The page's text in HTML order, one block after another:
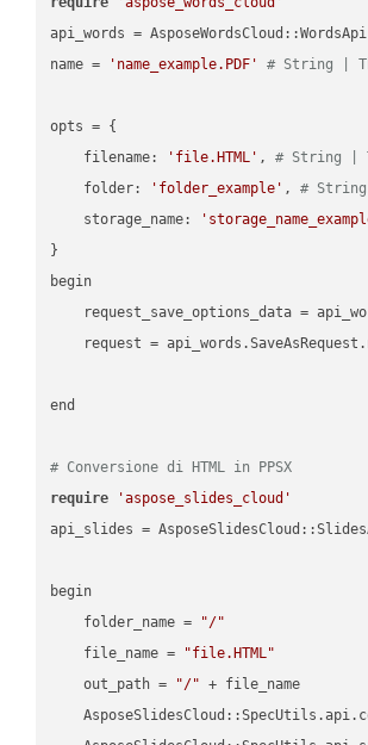
api_words =
name =
'name_example.PDF' # String |
opts = {
    filename:
'file.HTML' , # String |
    folder:
'folder_example' , #
    storage_name:
}
begin
request_save_options_data =
    request = api_words.SaveAsRequest.
end
# Conversione di HTML in PPSX
require
'aspose_slides_cloud'
api_slides =
begin
    folder_name =
"/"
    file_name =
"file.HTML"
    out_path =
"/" + file_name